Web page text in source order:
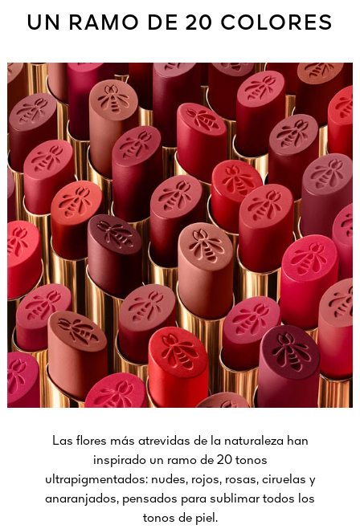
UN RAMO DE 20 COLORES
Las flores más atrevidas de la naturaleza han
inspirado un ramo de 20 tonos
ultrapigmentados: nudes, rojos, rosas, ciruelas y
anaranjados, pensados para sublimar todos los
tonos de piel.